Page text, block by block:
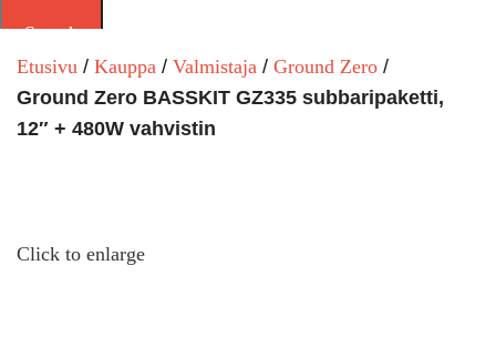
Search
Etusivu
Kauppa Valmistaja
Ground Zero
Ground Zero BASSKIT GZ335 subbaripaketti,
12″ + 480W vahvistin
Click to enlarge